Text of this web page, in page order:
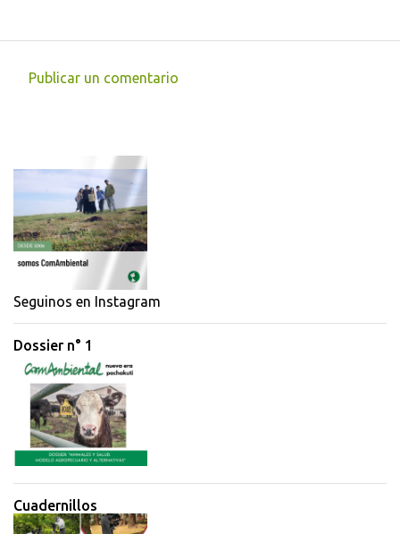
e
t
a
i
o
s
Publicar un comentario
Seguinos en Instagram
Dossier n° 1
Cuadernillos